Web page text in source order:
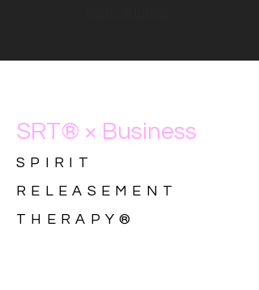
SRT® × Business
SPIRIT
RELEASEMENT
THERAPY®